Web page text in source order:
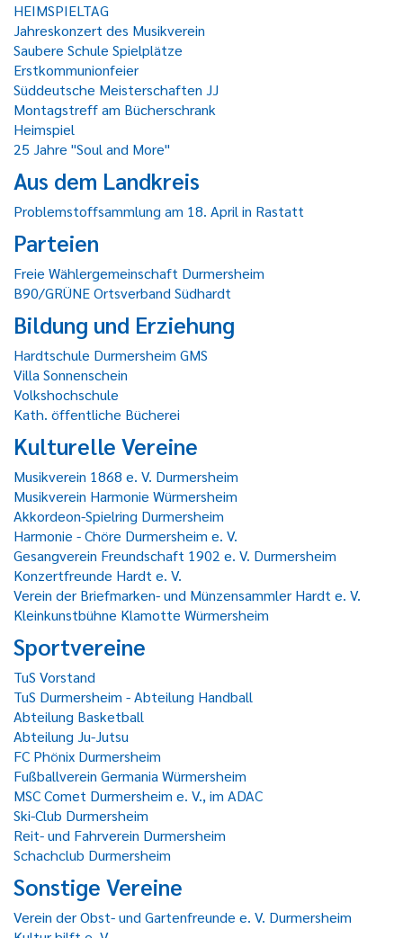
HEIMSPIELTAG
Jahreskonzert des Musikverein
Saubere Schule Spielplätze
Erstkommunionfeier
Süddeutsche Meisterschaften JJ
Montagstreff am Bücherschrank
Heimspiel
25 Jahre "Soul and More"
Aus dem Landkreis
Problemstoffsammlung am 18. April in Rastatt
Parteien
Freie Wählergemeinschaft Durmersheim
B90/GRÜNE Ortsverband Südhardt
Bildung und Erziehung
Hardtschule Durmersheim GMS
Villa Sonnenschein
Volkshochschule
Kath. öffentliche Bücherei
Kulturelle Vereine
Musikverein 1868 e. V. Durmersheim
Musikverein Harmonie Würmersheim
Akkordeon-Spielring Durmersheim
Harmonie - Chöre Durmersheim e. V.
Gesangverein Freundschaft 1902 e. V. Durmersheim
Konzertfreunde Hardt e. V.
Verein der Briefmarken- und Münzensammler Hardt e. V.
Kleinkunstbühne Klamotte Würmersheim
Sportvereine
TuS Vorstand
TuS Durmersheim - Abteilung Handball
Abteilung Basketball
Abteilung Ju-Jutsu
FC Phönix Durmersheim
Fußballverein Germania Würmersheim
MSC Comet Durmersheim e. V., im ADAC
Ski-Club Durmersheim
Reit- und Fahrverein Durmersheim
Schachclub Durmersheim
Sonstige Vereine
Verein der Obst- und Gartenfreunde e. V. Durmersheim